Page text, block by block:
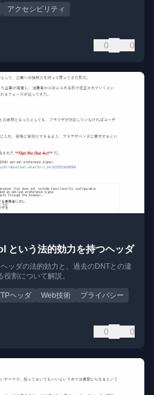
アクセシビリティ
0 0
という法的効力を持つヘッダ
ッダの法的効力と、過去のDNTとの違
割について解説。
ヘッダ Web技術
プライバシー
0 0